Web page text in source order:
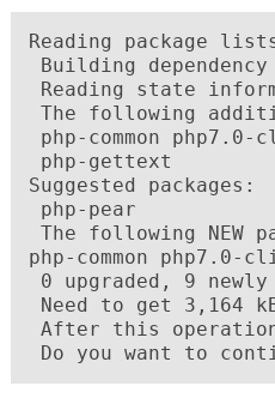
Reading package
Building
Reading state
The following
php-common
php-gettext
Suggested packages:
php-pear
The following NEW
php-common php7.0-
0 upgraded, 9
Need to get 3,164
After this
Do you want to